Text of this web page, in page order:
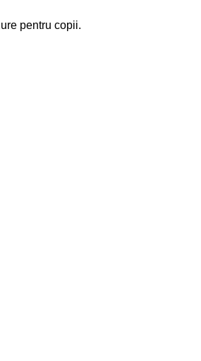
pentru copii.